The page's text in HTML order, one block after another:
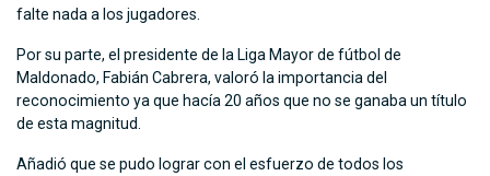
falte nada a los jugadores.
Por su parte, el presidente de la Liga Mayor de fútbol de
Maldonado, Fabián Cabrera, valoró la importancia del
reconocimiento ya que hacía 20 años que no se ganaba un título
de esta magnitud.
Añadió que se pudo lograr con el esfuerzo de todos los